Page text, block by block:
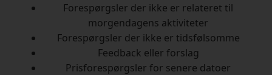
Forespørgsler der ikke er relateret til
morgendagens aktiviteter
Forespørgsler der ikke er tidsfølsomme
Feedback eller forslag
Prisforespørgsler for senere datoer